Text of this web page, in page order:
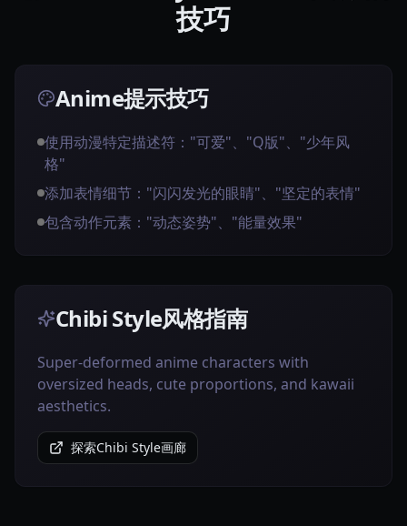
技巧
Anime提示技巧
使用动漫特定描述符："可爱"、"Q版"、"少年风
格"
添加表情细节："闪闪发光的眼睛"、"坚定的表情"
包含动作元素："动态姿势"、"能量效果"
Chibi Style风格指南
Super-deformed anime characters with
oversized heads, cute proportions, and kawaii
aesthetics.
探索Chibi Style画廊